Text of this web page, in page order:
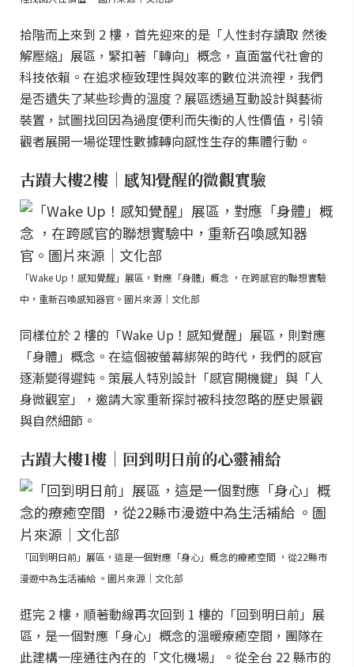
拾階而上來到 2 樓，首先迎來的是「人性封存讀取 然後
解壓縮」展區，緊扣著「轉向」概念，直面當代社會的
科技依賴。在追求極致理性與效率的數位洪流裡，我們
是否遺失了某些珍貴的溫度？展區透過互動設計與藝術
裝置，試圖找回因為過度便利而失衡的人性價值，引領
觀者展開一場從理性數據轉向感性生存的集體行動。
古蹟大樓2樓｜感知覺醒的微觀實驗
「Wake Up！感知覺醒」展區，對應「身體」概念 ，在跨感官的聯想實驗
中，重新召喚感知器官。圖片來源｜文化部
同樣位於 2 樓的「Wake Up！感知覺醒」展區，則對應
「身體」概念。在這個被螢幕綁架的時代，我們的感官
逐漸變得遲鈍。策展人特別設計「感官開機鍵」與「人
身微觀室」，邀請大家重新探討被科技忽略的歷史景觀
與自然細節。
古蹟大樓1樓｜回到明日前的心靈補給
「回到明日前」展區，這是一個對應「身心」概念的療癒空間 ，從22縣市
漫遊中為生活補給 。圖片來源｜文化部
逛完 2 樓，順著動線再次回到 1 樓的「回到明日前」展
區，是一個對應「身心」概念的溫暖療癒空間，團隊在
此建構一座通往內在的「文化機場」。從全台 22 縣市的